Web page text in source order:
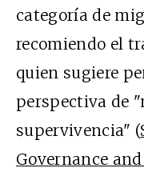
categoría de
recomiendo el
quien sugiere
perspectiva de
supervivencia" (
Governance